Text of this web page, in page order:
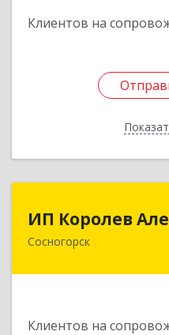
Клиентов на
ИП Королев
Сосногорск
Клиентов на
ИП Королев
169500, Коми Респ,